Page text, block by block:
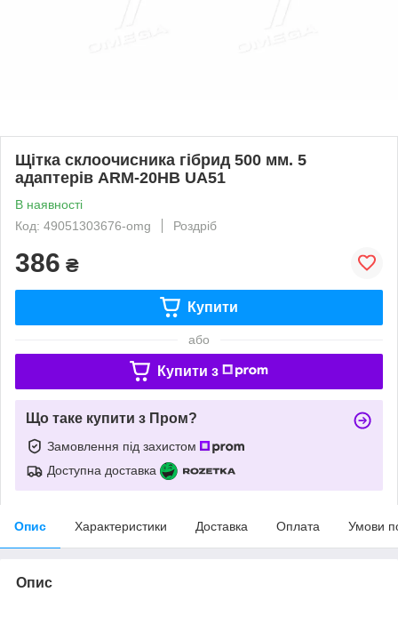
Щітка склоочисника гібрид 500 мм. 5
адаптерів ARM-20HB UA51
В наявності
Код: 49051303676-omg
Роздріб
386 ₴
Купити
або
Купити з
Що таке купити з Пром?
Замовлення під захистом
Доступна доставка
Опис Характеристики Доставка Оплата Умови
Опис